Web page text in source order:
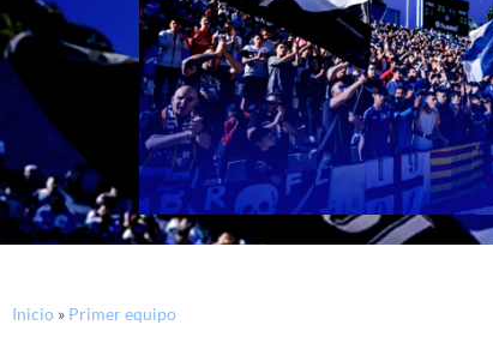
Inicio » Primer equipo